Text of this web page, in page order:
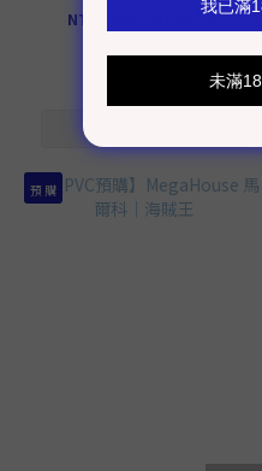
NT$3,490 ~ NT$8,720
預 購